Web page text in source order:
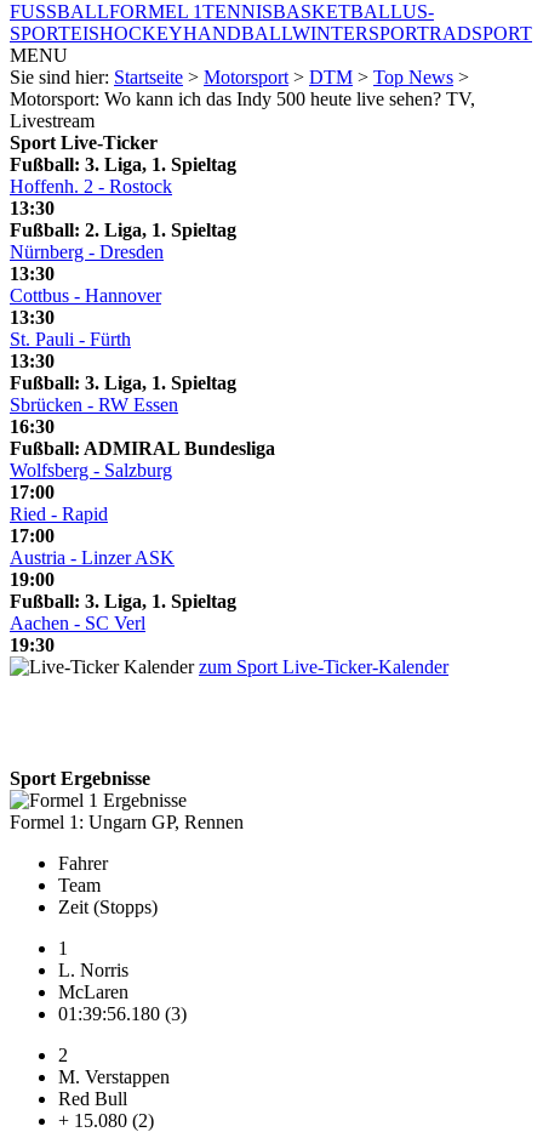
FUSSBALLFORMEL 1TENNISBASKETBALLUS-
SPORTEISHOCKEYHANDBALLWINTERSPORTRADSPORT
MENU
Sie sind hier: Startseite > Motorsport > DTM > Top News >
Motorsport: Wo kann ich das Indy 500 heute live sehen? TV,
Livestream
Sport Live-Ticker
Fußball: 3. Liga, 1. Spieltag
Hoffenh. 2 - Rostock
13:30
Fußball: 2. Liga, 1. Spieltag
Nürnberg - Dresden
13:30
Cottbus - Hannover
13:30
St. Pauli - Fürth
13:30
Fußball: 3. Liga, 1. Spieltag
Sbrücken - RW Essen
16:30
Fußball: ADMIRAL Bundesliga
Wolfsberg - Salzburg
17:00
Ried - Rapid
17:00
Austria - Linzer ASK
19:00
Fußball: 3. Liga, 1. Spieltag
Aachen - SC Verl
19:30
zum Sport Live-Ticker-Kalender
Sport Ergebnisse
Formel 1: Ungarn GP, Rennen
Fahrer
Team
Zeit (Stopps)
1
L. Norris
McLaren
01:39:56.180 (3)
2
M. Verstappen
Red Bull
+ 15.080 (2)